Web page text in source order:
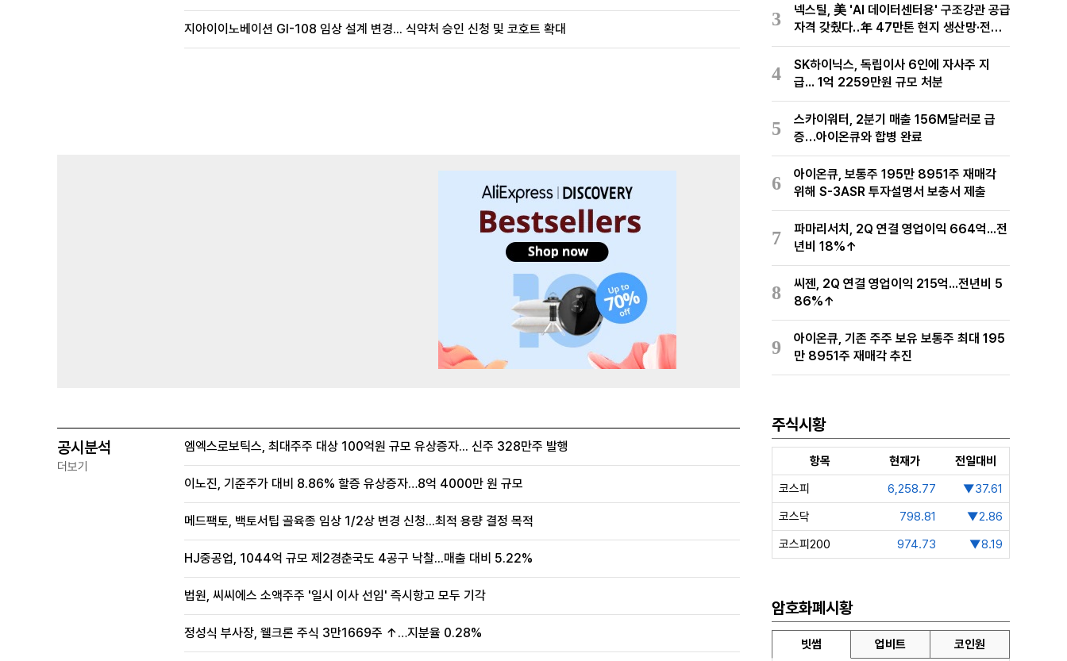
지아이이노베이션 GI-108 임상 설계 변경... 식약처 승인 신청 및 코호트 확대
공시분석
더보기
엠엑스로보틱스, 최대주주 대상 100억원 규모 유상증자... 신주 328만주 발행
이노진, 기준주가 대비 8.86% 할증 유상증자…8억 4000만 원 규모
메드팩토, 백토서팁 골육종 임상 1/2상 변경 신청...최적 용량 결정 목적
HJ중공업, 1044억 규모 제2경춘국도 4공구 낙찰...매출 대비 5.22%
법원, 씨씨에스 소액주주 '일시 이사 선임' 즉시항고 모두 기각
정성식 부사장, 웰크론 주식 3만1669주 ↑…지분율 0.28%
3
넥스틸, 美 'AI 데이터센터용' 구조강관 공급
자격 갖췄다‥年 47만톤 현지 생산망·전미
유통망 구축
4
SK하이닉스, 독립이사 6인에 자사주 지
급... 1억 2259만원 규모 처분
5
스카이워터, 2분기 매출 156M달러로 급
증…아이온큐와 합병 완료
6
아이온큐, 보통주 195만 8951주 재매각
위해 S-3ASR 투자설명서 보충서 제출
7
파마리서치, 2Q 연결 영업이익 664억...전
년비 18%↑
8
씨젠, 2Q 연결 영업이익 215억...전년비 5
86%↑
9
아이온큐, 기존 주주 보유 보통주 최대 195
만 8951주 재매각 추진
주식시황
항목 현재가
전일대비
코스피
6,258.77
▼37.61
코스닥
798.81
▼2.86
코스피200
974.73 ▼8.19
암호화폐시황
빗썸 업비트 코인원